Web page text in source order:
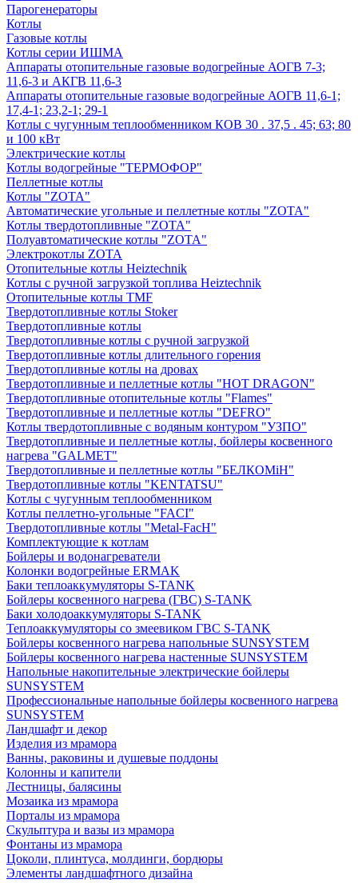
Парогенераторы
Котлы
Газовые котлы
Котлы серии ИШМА
Аппараты отопительные газовые водогрейные АОГВ 7-3;
11,6-3 и АКГВ 11,6-3
Аппараты отопительные газовые водогрейные АОГВ 11,6-1;
17,4-1; 23,2-1; 29-1
Котлы с чугунным теплообменником КОВ 30 . 37,5 . 45; 63; 80
и 100 кВт
Электрические котлы
Котлы водогрейные "ТЕРМОФОР"
Пеллетные котлы
Котлы "ZOTA"
Автоматические угольные и пеллетные котлы "ZOTA"
Котлы твердотопливные "ZOTA"
Полуавтоматические котлы "ZOTA"
Электрокотлы ZOTA
Отопительные котлы Heiztechnik
Котлы с ручной загрузкой топлива Heiztechnik
Отопительные котлы TMF
Твердотопливные котлы Stoker
Твердотопливные котлы
Твердотопливные котлы с ручной загрузкой
Твердотопливные котлы длительного горения
Твердотопливные котлы на дровах
Твердотопливные и пеллетные котлы "HOT DRAGON"
Твердотопливные отопительные котлы "Flames"
Твердотопливные и пеллетные котлы "DEFRO"
Котлы твердотопливные с водяным контуром "УЗПО"
Твердотопливные и пеллетные котлы, бойлеры косвенного
нагрева "GALMET"
Твердотопливные и пеллетные котлы "БЕЛКОМiН"
Твердотопливные котлы "KENTATSU"
Котлы с чугунным теплообменником
Котлы пеллетно-угольные "FACI"
Твердотопливные котлы "Metal-FacH"
Комплектующие к котлам
Бойлеры и водонагреватели
Колонки водогрейные ERMAK
Баки теплоаккумуляторы S-TANK
Бойлеры косвенного нагрева (ГВС) S-TANK
Баки холодоаккумуляторы S-TANK
Теплоаккумуляторы со змеевиком ГВС S-TANK
Бойлеры косвенного нагрева напольные SUNSYSTEM
Бойлеры косвенного нагрева настенные SUNSYSTEM
Напольные накопительные электрические бойлеры
SUNSYSTEM
Профессиональные напольные бойлеры косвенного нагрева
SUNSYSTEM
Ландшафт и декор
Изделия из мрамора
Ванны, раковины и душевые поддоны
Колонны и капители
Лестницы, балясины
Мозаика из мрамора
Порталы из мрамора
Скульптура и вазы из мрамора
Фонтаны из мрамора
Цоколи, плинтуса, молдинги, бордюры
Элементы ландшафтного дизайна